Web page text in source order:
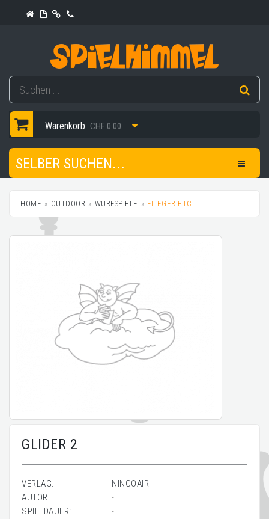
Warenkorb: CHF 0.00
SELBER SUCHEN...
HOME OUTDOOR WURFSPIELE FLIEGER ETC.
GLIDER 2
VERLAG:
NINCOAIR
AUTOR:
-
SPIELDAUER:
-